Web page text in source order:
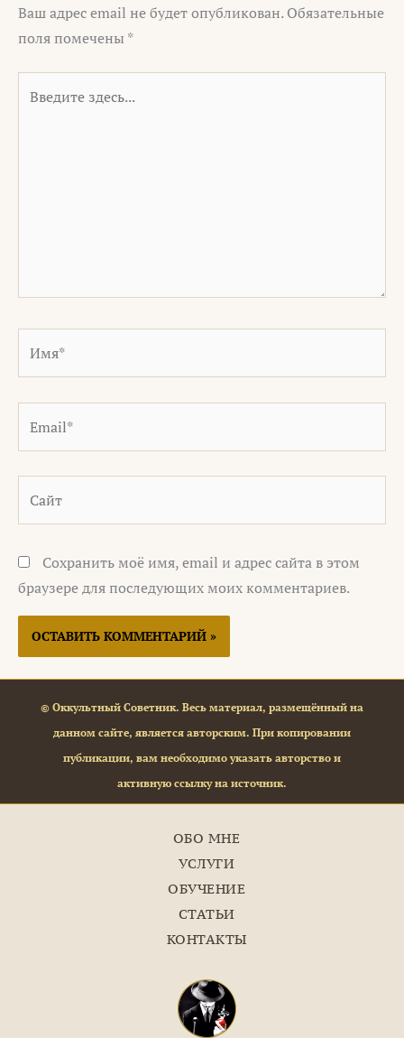
Ваш адрес email не будет опубликован. Обязательные
поля помечены *
здесь...
Сохранить моё имя, email и адрес сайта в этом
браузере для последующих моих комментариев.
© Оккультный Советник. Весь материал, размещённый на
данном сайте, является авторским. При копировании
публикации, вам необходимо указать авторство и
активную ссылку на источник.
ОБО МНЕ
УСЛУГИ
ОБУЧЕНИЕ
СТАТЬИ
КОНТАКТЫ